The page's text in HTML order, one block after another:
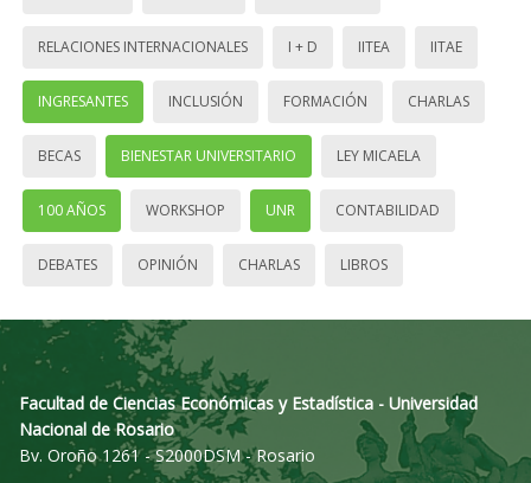
RELACIONES INTERNACIONALES I + D IITEA IITAE
INGRESANTES INCLUSIÓN FORMACIÓN CHARLAS
BECAS BIENESTAR UNIVERSITARIO LEY MICAELA
100 AÑOS WORKSHOP UNR CONTABILIDAD
DEBATES OPINIÓN CHARLAS LIBROS
Facultad de Ciencias Económicas y Estadística - Universidad
Nacional de Rosario
Bv. Oroño 1261 - S2000DSM - Rosario